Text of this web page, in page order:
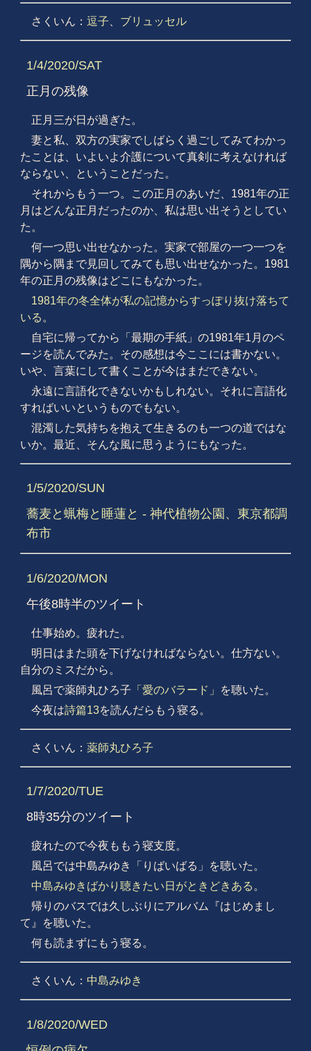
さくいん： 逗子、 ブリュッセル
1/4/2020/SAT
正月の残像
正月三が日が過ぎた。
妻と私、双方の実家でしばらく過ごしてみてわかっ
たことは、いよいよ介護について真剣に考えなければ
ならない、ということだった。
それからもう一つ。この正月のあいだ、1981年の正
月はどんな正月だったのか、私は思い出そうとしてい
た。
何一つ思い出せなかった。実家で部屋の一つ一つを
隅から隅まで見回してみても思い出せなかった。1981
年の正月の残像はどこにもなかった。
1981年の冬全体が私の記憶からすっぽり抜け落ちて
いる 。
自宅に帰ってから「最期の手紙」の1981年1月のペ
ージを読んでみた。その感想は今ここには書かない。
いや、言葉にして書くことが今はまだできない。
永遠に言語化できないかもしれない。それに言語化
すればいいというものでもない。
混濁した気持ちを抱えて生きるのも一つの道ではな
いか。最近、そんな風に思うようにもなった。
1/5/2020/SUN
蕎麦と蝋梅と睡蓮と - 神代植物公園、東京都調
布市
1/6/2020/MON
午後8時半のツイート
仕事始め。疲れた。
明日はまた頭を下げなければならない。仕方ない。
自分のミスだから。
風呂で薬師丸ひろ子 「愛のバラード」
を聴いた。
今夜は詩篇13を読んだらもう寝る。
さくいん： 薬師丸ひろ子
1/7/2020/TUE
8時35分のツイート
疲れたので今夜ももう寝支度。
風呂では中島みゆき「りばいばる」を聴いた。
中島みゆきばかり聴きたい日がときどきある。
帰りのバスでは久しぶりにアルバム『はじめまし
て』を聴いた。
何も読まずにもう寝る。
さくいん： 中島みゆき
1/8/2020/WED